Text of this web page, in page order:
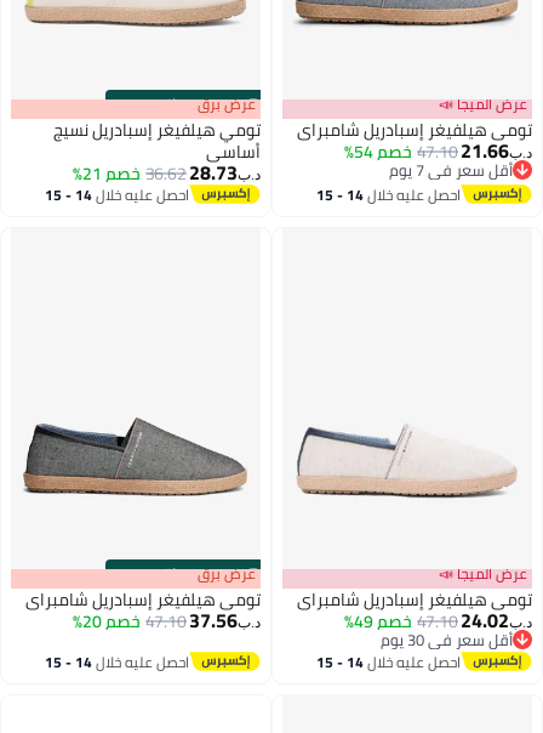
3
عرض الميجا 📣
تومي هيلفيغر إسبادريل شامبراي
د.ب‏21.66
47.10خصم 54%
أقل سعر في 7 يوم
أقل سعر في 7 يوماحصل عليه خلال 14 - 15
00m:00s
·باقي 100% عرض برق
تومي هيلفيغر إسبادريل نسيج
أساسي
د.ب‏28.73
36.62خصم 21%
احصل عليه خلال 14 - 15
3
عرض الميجا 📣
تومي هيلفيغر إسبادريل شامبراي
د.ب‏24.02
47.10خصم 49%
أقل سعر في 30 يوم
أقل سعر في 30 يوماحصل عليه خلال 14 - 15
00m:00s
·باقي 100%
3
عرض برق
تومي هيلفيغر إسبادريل شامبراي
د.ب‏37.56
47.10خصم 20%
احصل عليه خلال 14 - 15